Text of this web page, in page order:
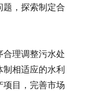
，探索制定合
理调整污水处
相适应的水利
目，完善市场